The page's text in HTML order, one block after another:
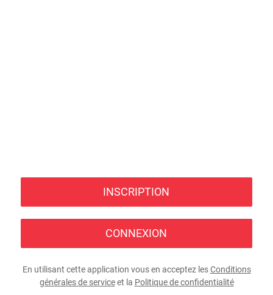
INSCRIPTION
CONNEXION
En utilisant cette application vous en acceptez lesConditions
générales de serviceet la Politique de confidentialité